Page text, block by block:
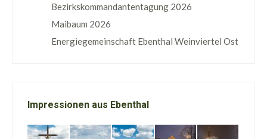
Bezirkskommandantentagung 2026
Maibaum 2026
Energiegemeinschaft Ebenthal Weinviertel Ost
Impressionen aus Ebenthal